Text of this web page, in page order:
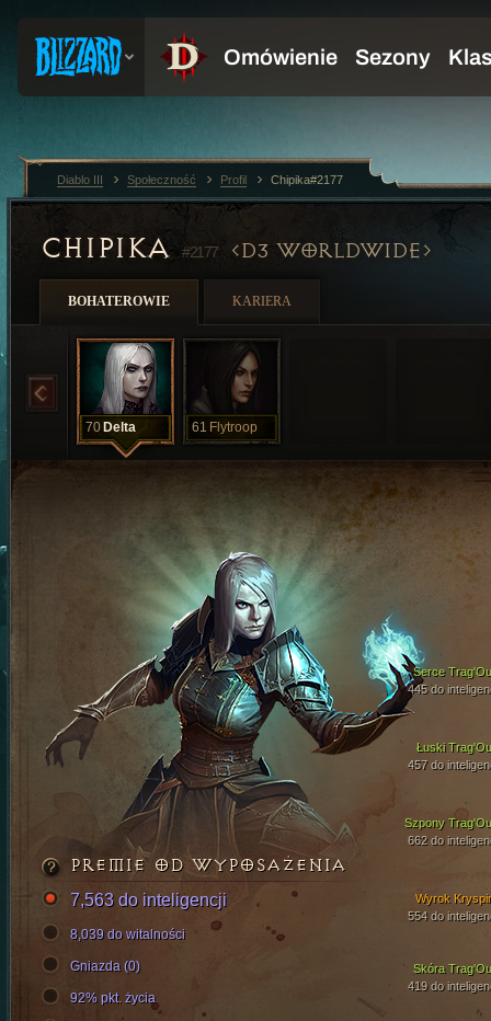
CHIPIKA #2177 D3 WORLDWIDE
BOHATEROWIE KARIERA
70 Delta 61 Flytroop
Łuski
457 do
Szpony
662 do
Serce
445 do
Skóra
419 do
Wyrok
554 do
PREMIE OD WYPOSAŻENIA
7,563 do inteligencji
8,039 do witalności
Gniazda (0)
92% pkt. życia
Diablo III Społeczność Profil Chipika#2177